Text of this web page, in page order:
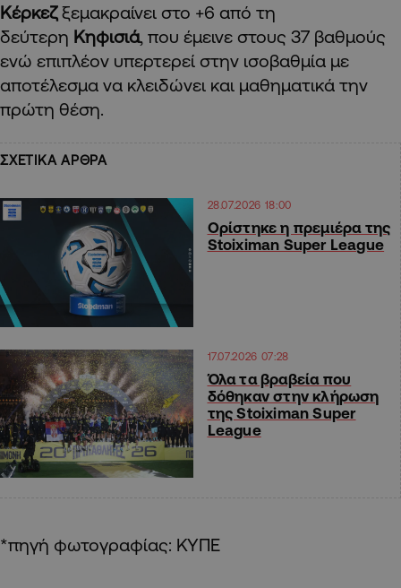
Κέρκεζξεμακραίνει στο +6 από τη
δεύτερη Κηφισιά, που έμεινε στους 37 βαθμούς
ενώ επιπλέον υπερτερεί στην ισοβαθμία με
αποτέλεσμα να κλειδώνει και μαθηματικά την
πρώτη θέση.
ΣΧΕΤΙΚΑ ΑΡΘΡΑ
28.07.2026 18:00
Ορίστηκε η πρεμιέρα της
Stoiximan Super League
17.07.2026 07:28
Όλα τα βραβεία που
δόθηκαν στην κλήρωση
της Stoiximan Super
League
*πηγή φωτογραφίας: ΚΥΠΕ